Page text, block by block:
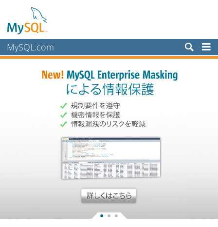
MySQL.com
MySQL を選ぶ理由
ニュース & イベント
デベロッパー ゾーン